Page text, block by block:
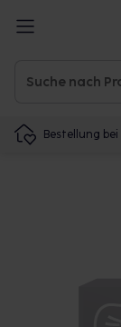
Bestellung bei